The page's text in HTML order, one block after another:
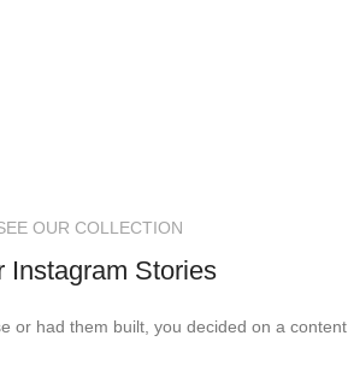
OUR COLLECTION
Instagram Stories
or had them built, you decided on a content.